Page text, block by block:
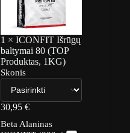
1 × ICONFIT Išrūgų
baltymai 80 (TOP
Produktas, 1KG)
Skonis
30,95 €
Beta Alaninas